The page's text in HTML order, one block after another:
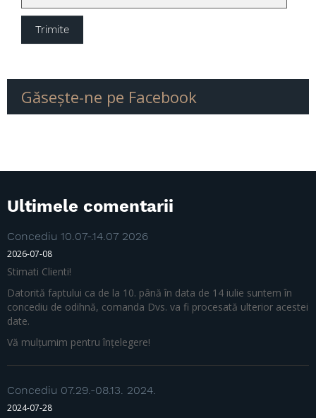
Găseşte-ne pe Facebook
Ultimele comentarii
Concediu 10.07-.14.07 2026
2026-07-08
Stimati Clienti!
Datorită faptului ca de la 10. până în data de 14 iulie suntem în
concediu de odihnă, comanda Dvs. va fi procesată ulterior acestei
date.
Vă mulțumim pentru înțelegere!
Concediu 07.29.-08.13. 2024.
2024-07-28